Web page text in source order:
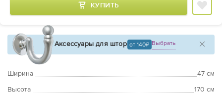
КУПИТЬ
Аксессуары для штор от 140 Выбрать
Ширина
47 см
Высота
170 см